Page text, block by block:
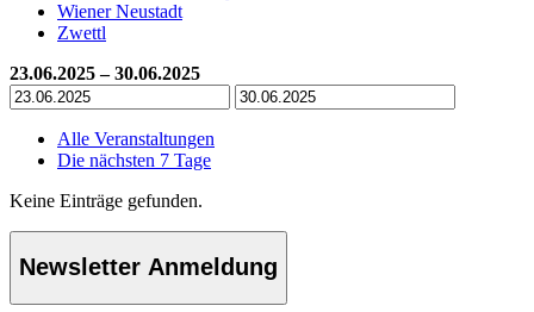
Wiener Neustadt
Zwettl
23.06.2025 – 30.06.2025
Alle Veranstaltungen
Die nächsten 7 Tage
Keine Einträge gefunden.
Newsletter Anmeldung